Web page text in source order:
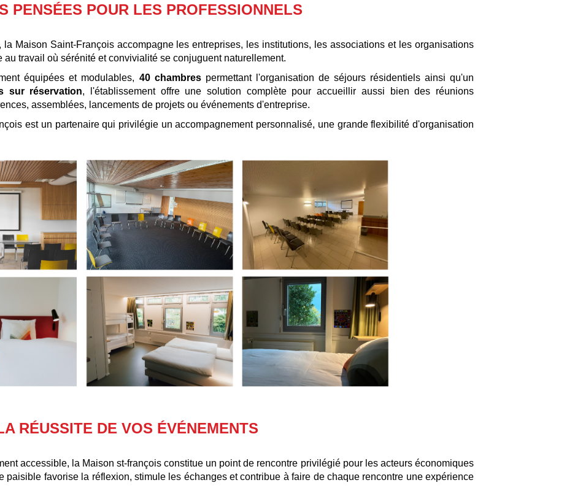
PENSÉES POUR LES PROFESSIONNELS
la Maison Saint-François accompagne les entreprises, les institutions, les associations et les organisations
travail où sérénité et convivialité se conjuguent naturellement.
équipées et modulables, 40 chambrespermettant l'organisation de séjours résidentiels ainsi qu'un
sur réservation, l'établissement offre une solution complète pour accueillir aussi bien des réunions
assemblées, lancements de projets ou événements d'entreprise.
est un partenaire qui privilégie un accompagnement personnalisé, une grande flexibilité d'organisation
RÉUSSITE DE VOS ÉVÉNEMENTS
accessible, la Maison st-françois constitue un point de rencontre privilégié pour les acteurs économiques
paisible favorise la réflexion, stimule les échanges et contribue à faire de chaque rencontre une expérience